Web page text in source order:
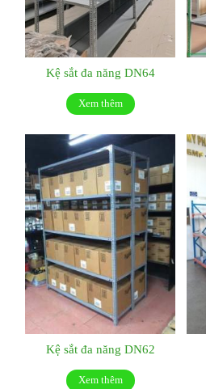
Kệ sắt đa năng DN64
Xem thêm
Kệ sắt đa năng DN62
Xem thêm